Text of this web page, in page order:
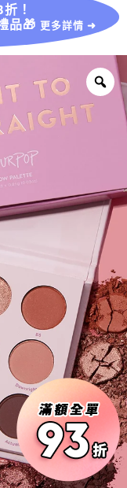
！
品🎁 更多詳情 ➜